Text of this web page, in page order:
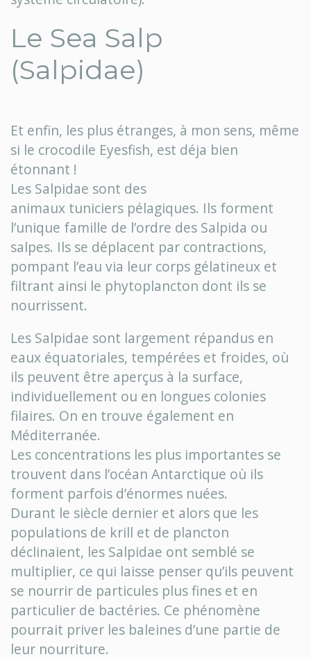
Le Sea Salp
(Salpidae)
Et enfin, les plus étranges, à mon sens, même
si le crocodile Eyesfish, est déja bien
étonnant !
Les Salpidae sont des
animaux tuniciers pélagiques. Ils forment
l’unique famille de l’ordre des Salpida ou
salpes. Ils se déplacent par contractions,
pompant l’eau via leur corps gélatineux et
filtrant ainsi le phytoplancton dont ils se
nourrissent.
Les Salpidae sont largement répandus en
eaux équatoriales, tempérées et froides, où
ils peuvent être aperçus à la surface,
individuellement ou en longues colonies
filaires. On en trouve également en
Méditerranée.
Les concentrations les plus importantes se
trouvent dans l’océan Antarctique où ils
forment parfois d’énormes nuées.
Durant le siècle dernier et alors que les
populations de krill et de plancton
déclinaient, les Salpidae ont semblé se
multiplier, ce qui laisse penser qu’ils peuvent
se nourrir de particules plus fines et en
particulier de bactéries. Ce phénomène
pourrait priver les baleines d’une partie de
leur nourriture.